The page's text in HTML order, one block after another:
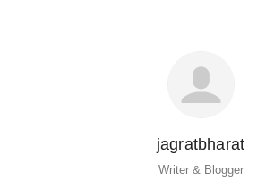
jagratbharat
Writer & Blogger